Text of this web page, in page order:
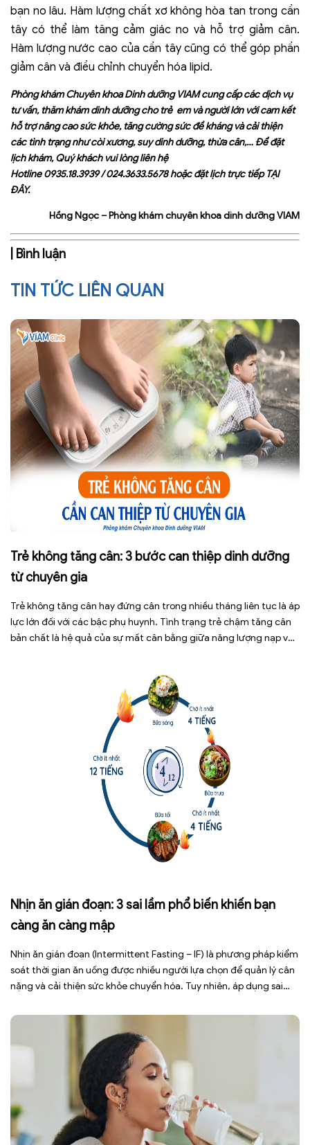
bạn no lâu. Hàm lượng chất xơ không hòa tan trong cần
tây có thể làm tăng cảm giác no và hỗ trợ giảm cân.
Hàm lượng nước cao của cần tây cũng có thể góp phần
giảm cân và điều chỉnh chuyển hóa lipid.
Phòng khám Chuyên khoa Dinh dưỡng VIAM cung cấp các dịch vụ
tư vấn, thăm khám dinh dưỡng cho trẻ em và người lớn với cam kết
hỗ trợ nâng cao sức khỏe, tăng cường sức đề kháng và cải thiện
các tình trạng như còi xương, suy dinh dưỡng, thừa cân,… Để đặt
lịch khám, Quý khách vui lòng liên hệ
Hotline0935.18.3939/024.3633.5678hoặc đặt lịch trực tiếpTẠI
ĐÂY.
Hồng Ngọc – Phòng khám chuyên khoa dinh dưỡng VIAM
| Bình luận
TIN TỨC LIÊN QUAN
Trẻ không tăng cân: 3 bước can thiệp dinh dưỡng
từ chuyên gia
Trẻ không tăng cân hay đứng cân trong nhiều tháng liên tục là áp
lực lớn đối với các bậc phụ huynh. Tình trạng trẻ chậm tăng cân
bản chất là hệ quả của sự mất cân bằng giữa năng lượng nạp vào
Nhịn ăn gián đoạn: 3 sai lầm phổ biến khiến bạn
càng ăn càng mập
Nhịn ăn gián đoạn (Intermittent Fasting – IF) là phương pháp kiểm
soát thời gian ăn uống được nhiều người lựa chọn để quản lý cân
nặng và cải thiện sức khỏe chuyển hóa. Tuy nhiên, áp dụng sai
sức, mất cơ […]